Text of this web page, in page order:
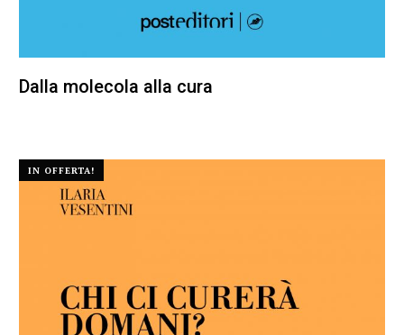
Dalla molecola alla cura
IN OFFERTA!